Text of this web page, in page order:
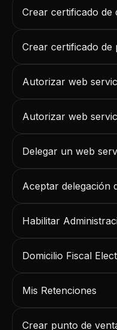
Crear certificado de
Crear certificado de
Autorizar web
Autorizar web
Delegar un web
Aceptar delegación
Habilitar
Domicilio Fiscal
Mis Retenciones
Crear punto de